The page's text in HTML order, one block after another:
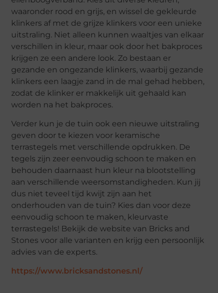
waaronder rood en grijs, en wissel de gekleurde
klinkers af met de grijze klinkers voor een unieke
uitstraling. Niet alleen kunnen waaltjes van elkaar
verschillen in kleur, maar ook door het bakproces
krijgen ze een andere look. Zo bestaan er
gezande en ongezande klinkers, waarbij gezande
klinkers een laagje zand in de mal gehad hebben,
zodat de klinker er makkelijk uit gehaald kan
worden na het bakproces.
Verder kun je de tuin ook een nieuwe uitstraling
geven door te kiezen voor keramische
terrastegels met verschillende opdrukken. De
tegels zijn zeer eenvoudig schoon te maken en
behouden daarnaast hun kleur na blootstelling
aan verschillende weersomstandigheden. Kun jij
dus niet teveel tijd kwijt zijn aan het
onderhouden van de tuin? Kies dan voor deze
eenvoudig schoon te maken, kleurvaste
terrastegels! Bekijk de website van Bricks and
Stones voor alle varianten en krijg een persoonlijk
advies van de experts.
https://www.bricksandstones.nl/